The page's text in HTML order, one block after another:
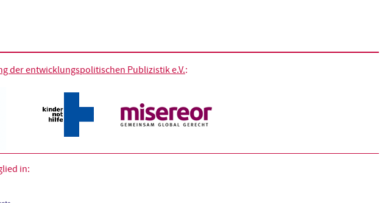
der entwicklungspolitischen Publizistik e.V.:
in: